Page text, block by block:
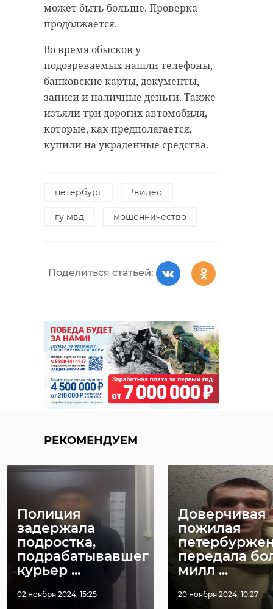
может быть больше. Проверка
продолжается.
Во время обысков у
подозреваемых нашли телефоны,
банковские карты, документы,
записи и наличные деньги. Также
изъяли три дорогих автомобиля,
которые, как предполагается,
купили на украденные средства.
петербург !видео
гу мвд мошенничество
Поделиться статьей:
РЕКОМЕНДУЕМ
Полиция
задержала
подростка,
подрабатывавшего
курьер ...
02 ноября 2024, 15:25
Доверчивая
пожилая
передала
милл ...
20 ноября 2024, 10:27